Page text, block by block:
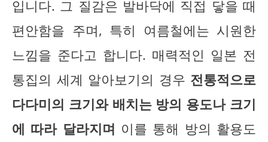
입니다. 그 질감은 발바닥에 직접 닿을 때
편안함을 주며, 특히 여름철에는 시원한
느낌을 준다고 합니다. 매력적인 일본 전
통집의 세계 알아보기의 경우 전통적으로
다다미의 크기와 배치는 방의 용도나 크기
에 따라 달라지며 이를 통해 방의 활용도